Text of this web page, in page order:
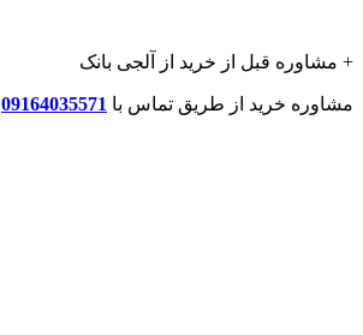
+ مشاوره قبل از خرید از آلجی بانک
مشاوره خرید از طریق تماس با 09164035571